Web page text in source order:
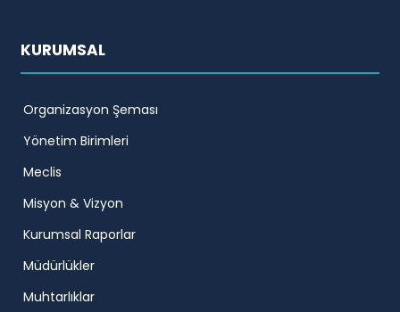
KURUMSAL
Organizasyon Şeması
Yönetim Birimleri
Meclis
Misyon & Vizyon
Kurumsal Raporlar
Müdürlükler
Muhtarlıklar